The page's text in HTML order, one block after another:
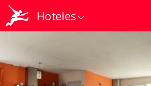
Hoteles